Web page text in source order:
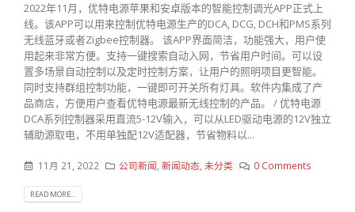
2022年11月，优特电源苹果和安卓版本的智能控制调光APP正式上
线。该APP可以用来控制优特电源生产的DCA, DCG, DCH和PMS系列
无线蓝牙或者Zigbee控制器。 该APP界面简洁，功能强大，用户使
用起来非常方便。支持一键搜索自动入网，节省用户时间。可以设
置多场景自动控制以及定时控制方案，让用户的照明项目更智能。
同时支持群组控制功能，一键即可开关所有灯具。软件内集成了产
品商店，方便用户查看优特电源最新无线控制的产品。 / 优特电源
DCA系列控制器采用直流5-12V输入，可以从LED驱动电源的12V独立
辅助源取电，不用单独配12V适配器，节省物料以...
11月 21, 2022 公司新闻 ,新闻动态 ,未分类 0 Comments
READ MORE...